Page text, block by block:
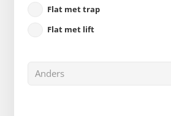
Flat met trap
Flat met lift